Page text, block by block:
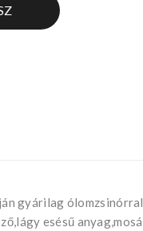
gyárilag
esésű